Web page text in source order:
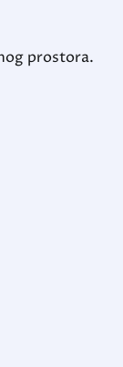
prostora.